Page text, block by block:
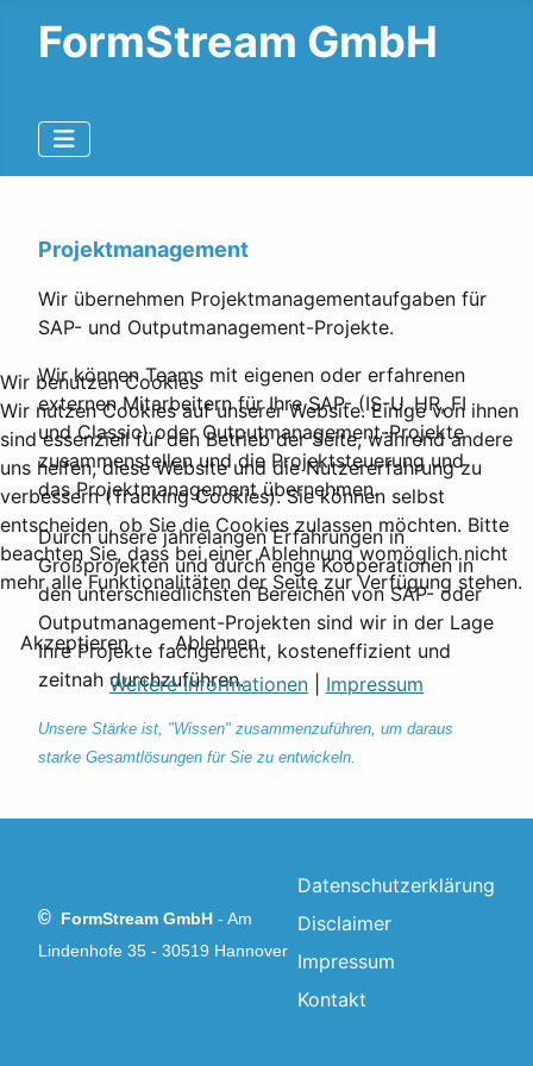
FormStream GmbH
Projektmanagement
Wir übernehmen Projektmanagementaufgaben für
SAP- und Outputmanagement-Projekte.
Wir können Teams mit eigenen oder erfahrenen
externen Mitarbeitern für Ihre SAP- (IS-U, HR, FI
und Classic) oder Outputmanagement-Projekte
zusammenstellen und die Projektsteuerung und
das Projektmanagement übernehmen.
Durch unsere jahrelangen Erfahrungen in
Großprojekten und durch enge Kooperationen in
den unterschiedlichsten Bereichen von SAP- oder
Outputmanagement-Projekten sind wir in der Lage
Ihre Projekte fachgerecht, kosteneffizient und
zeitnah durchzuführen.
Unsere Stärke ist, "Wissen" zusammenzuführen, um daraus
starke Gesamtlösungen für Sie zu entwickeln.
© FormStream GmbH - Am
Lindenhofe 35 - 30519 Hannover
Datenschutzerklärung
Disclaimer
Impressum
Kontakt
Wir benutzen Cookies
Wir nutzen Cookies auf unserer Website. Einige von ihnen
sind essenziell für den Betrieb der Seite, während andere
uns helfen, diese Website und die Nutzererfahrung zu
verbessern (Tracking Cookies). Sie können selbst
entscheiden, ob Sie die Cookies zulassen möchten. Bitte
beachten Sie, dass bei einer Ablehnung womöglich nicht
mehr alle Funktionalitäten der Seite zur Verfügung stehen.
Akzeptieren
Ablehnen
Weitere Informationen
Impressum